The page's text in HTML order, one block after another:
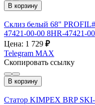
В корзину
Склиз белый 68"
47421-00-00 8HR-47421-
Цена: 1 729 ₽
Telegram MAX
Скопировать ссылку
В корзину
Статор KIMPEX BRP